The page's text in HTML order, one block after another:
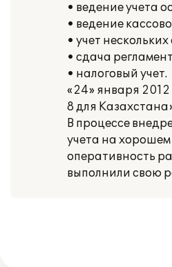
• ведение учета
• ведение
• учет
• сдача
• налоговый учет.
«24» января
8 для
В процессе
учета на
оперативность
выполнили свою